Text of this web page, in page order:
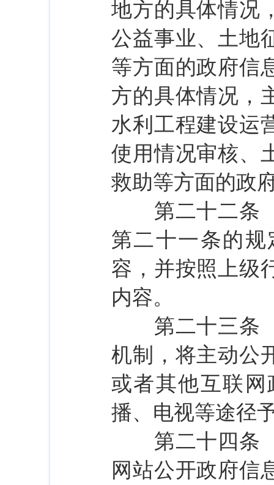
地方的具体情况
公益事业、土地
等方面的政府信
方的具体情况，
水利工程建设运
使用情况审核、
救助等方面的政
第二十二条
第二十一条的
容，并按照上级
内容。
第二十三条
机制，将主动公
或者其他互联
播、电视等途径
第二十四条
网站公开政府信